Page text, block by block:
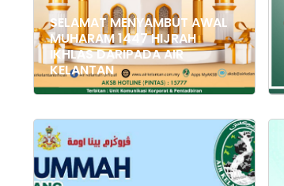
SELAMAT MENYAMBUT AWAL
MUHARAM 1447 HIJRAH
IKHLAS DARIPADA AIR
KELANTAN